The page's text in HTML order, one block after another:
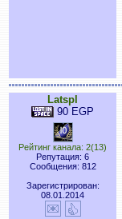
Latspl
90 EGP
Рейтинг канала: 2(13)
Репутация: 6
Сообщения: 812
Зарегистрирован:
08.01.2014